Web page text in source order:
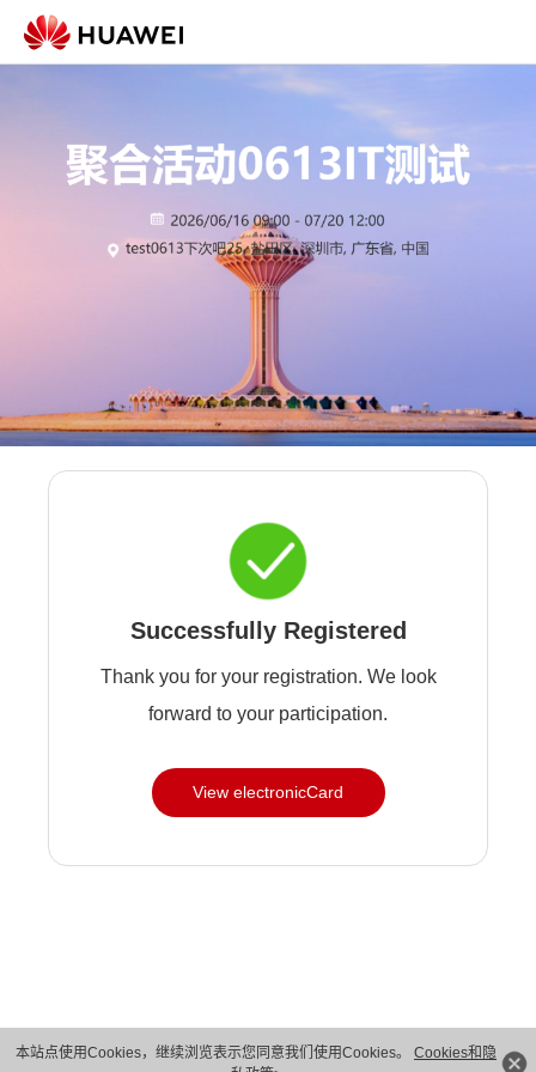
本站点使用Cookies，继续浏览表示您同意我们使用Cookies。 Cookies和隐
Successfully Registered
Thank you for your registration. We look
forward to your participation.
View electronicCard
版权所有 © 华为技术有限公司 1998-2026。 保留一切权利。粤A2-20044005号